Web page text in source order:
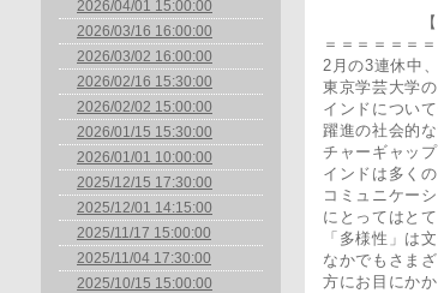
2026/04/01 15:00:00
2026/03/16 16:00:00
2026/03/02 16:00:00
2026/02/16 15:30:00
2026/02/02 15:00:00
2026/01/15 15:30:00
2026/01/01 10:00:00
2025/12/15 17:30:00
2025/12/01 14:15:00
2025/11/17 15:00:00
2025/11/04 17:30:00
2025/10/15 15:00:00
【毎月1日
＝＝＝＝＝＝
2月の3連休中
東京学芸大学
インドについ
躍進の社会的
チャーギャッ
インドは多く
コミュニケー
にとってはと
「多様性」は
なかでもさま
方にお目にか